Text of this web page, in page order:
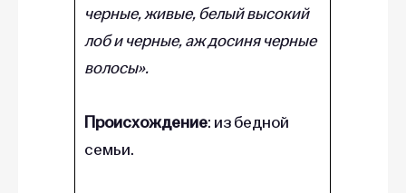
черные, живые, белый высокий
лоб и черные, аж досиня черные
волосы».
Происхождение: из бедной
семьи.